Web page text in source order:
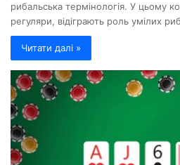
рибальська термінологія. У цьому
регуляри, відіграють роль умілих
Читати далі »